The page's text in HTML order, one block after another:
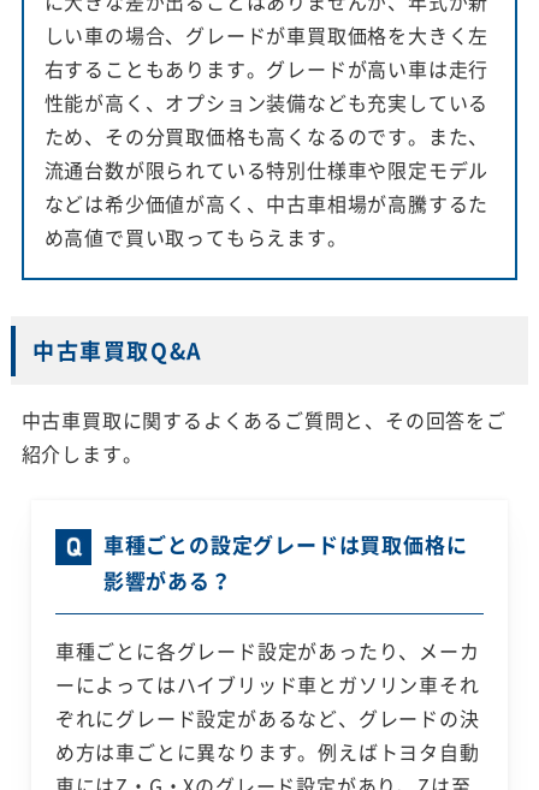
しい車の場合、グレードが車買取価格を大きく左
右することもあります。グレードが高い車は走行
性能が高く、オプション装備なども充実している
ため、その分買取価格も高くなるのです。また、
流通台数が限られている特別仕様車や限定モデル
などは希少価値が高く、中古車相場が高騰するた
め高値で買い取ってもらえます。
中古車買取Q&A
中古車買取に関するよくあるご質問と、その回答をご
紹介します。
車種ごとの設定グレードは買取価格に
影響がある？
車種ごとに各グレード設定があったり、メーカ
ーによってはハイブリッド車とガソリン車それ
ぞれにグレード設定があるなど、グレードの決
め方は車ごとに異なります。例えばトヨタ自動